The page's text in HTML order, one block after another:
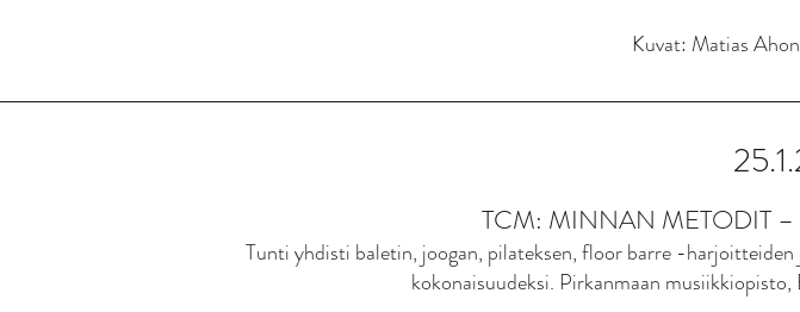
Kuvat: Matias
TCM: MINNAN METODIT
Tunti yhdisti baletin, joogan, pilateksen, floor barre -
kokonaisuudeksi. Pirkanmaan